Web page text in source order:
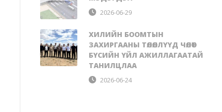
2026-06-29
ХИЛИЙН БООМТЫН
ЗАХИРГААНЫ ТӨЛӨӨЛЛҮҮД ЧӨЛӨӨТ
БҮСИЙН ҮЙЛ АЖИЛЛАГААТАЙ
ТАНИЛЦЛАА
2026-06-24